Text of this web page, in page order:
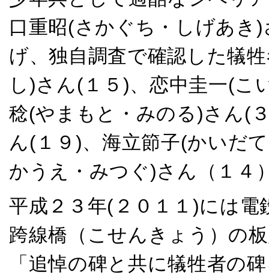
口重昭(さかぐち・しげあき
げ、独自調査で確認した犠
し)さん(１５)、恋中圭一(こ
稔(やまもと・みのる)さん(
ん(１９)、海立節子(かいだ
かうえ・みつぐ)さん（１４
平成２３年(２０１１)には
跨線橋（こせんきょう）の
「追悼の碑と共に犠牲者の